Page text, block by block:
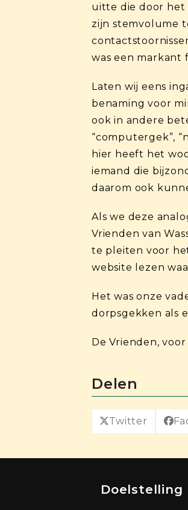
uitte die door het
zijn stemvolume
was een markant
Laten wij eens
benaming voor
ook in andere
“computergek”,
hier heeft het
iemand die
daarom ook
Als we deze
Vrienden van
te pleiten voor
website lezen
Het was onze
dorpsgekken als
De Vrienden,
Delen
Twitter
Doelstelling